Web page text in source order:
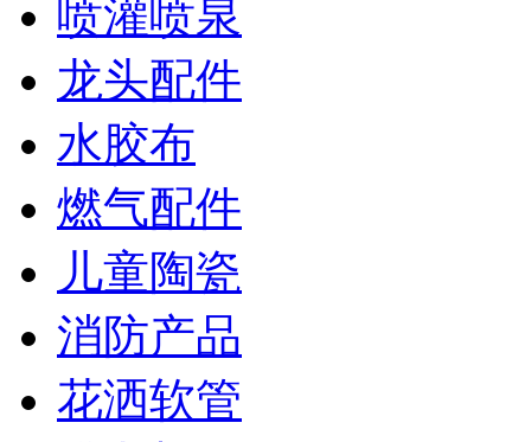
喷灌喷泉
龙头配件
水胶布
燃气配件
儿童陶瓷
消防产品
花洒软管